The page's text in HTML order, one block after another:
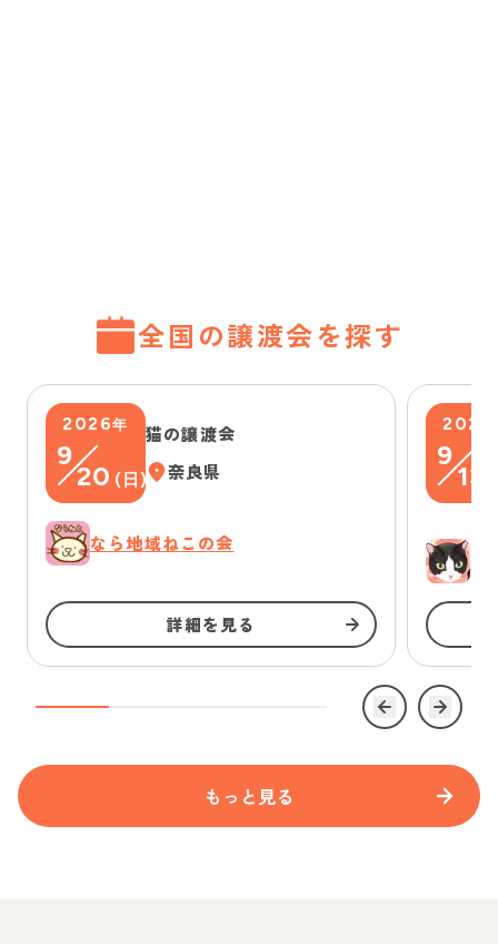
全国の譲渡会を探す
2026年
9
20 ( 日)
猫の譲渡会
奈良県
なら地域ねこの会
詳細を見る
2026
9
13
ゆ
もっと見る